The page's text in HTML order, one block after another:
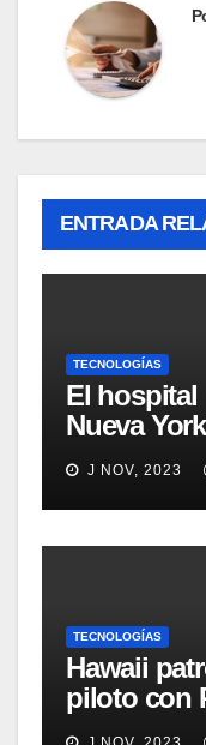
ENTRADA
TECNOLOGÍAS
El hospital
Nueva
para
inventario
médico
J NOV, 2023
TECNOLOGÍAS
Hawaii
piloto con